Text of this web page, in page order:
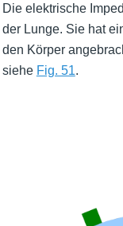
Die elektrische
der Lunge. Sie hat
den Körper
siehe Fig. 51.